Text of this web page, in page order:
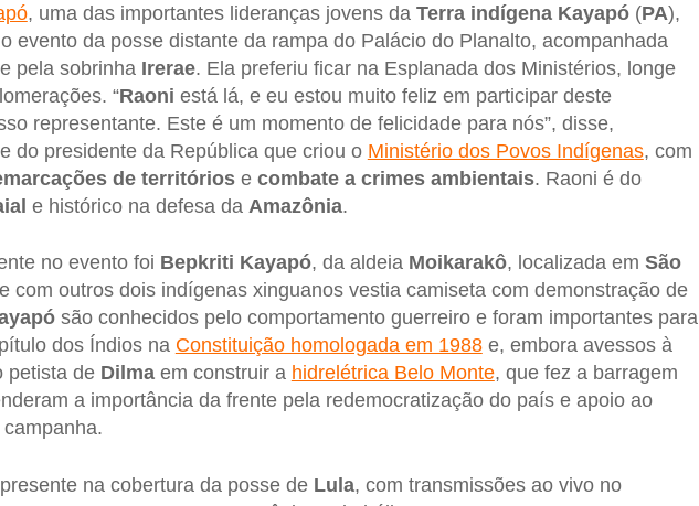
, uma das importantes lideranças jovens da Terra indígena Kayapó(PA),
evento da posse distante da rampa do Palácio do Planalto, acompanhada
pela sobrinha Irerae. Ela preferiu ficar na Esplanada dos Ministérios, longe
“Raoni está lá, e eu estou muito feliz em participar deste
representante. Este é um momento de felicidade para nós”, disse,
do presidente da República que criou o Ministério dos Povos Indígenas, com
de territóriose combate a crimes ambientais. Raoni é do
e histórico na defesa da Amazônia.
no evento foi Bepkriti Kayapó, da aldeia Moikarakô, localizada em São
com outros dois indígenas xinguanos vestia camiseta com demonstração de
são conhecidos pelo comportamento guerreiro e foram importantes para
dos Índios na Constituição homologada em 1988e, embora avessos à
petista de Dilmaem construir a hidrelétrica Belo Monte, que fez a barragem
a importância da frente pela redemocratização do país e apoio ao
na cobertura da posse de Lula, com transmissões ao vivo no